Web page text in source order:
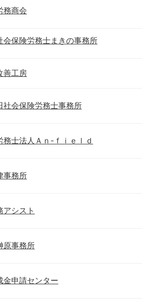
務商会
会保険労務士まきの事務所
善工房
社会保険労務士事務所
務士法人Ａｎ-ｆｉｅｌｄ
事務所
アシスト
原事務所
金申請センター